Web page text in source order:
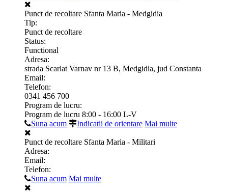
Punct de recoltare Sfanta Maria - Medgidia
Tip:
Punct de recoltare
Status:
Functional
Adresa:
strada Scarlat Varnav nr 13 B, Medgidia, jud Constanta
Email:
Telefon:
0341 456 700
Program de lucru:
Program de lucru 8:00 - 16:00 L-V
Suna acum
Indicatii de orientare Mai multe
Punct de recoltare Sfanta Maria - Militari
Adresa:
Email:
Telefon:
Suna acum Mai multe